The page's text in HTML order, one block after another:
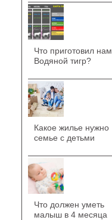
Что приготовил нам
Водяной тигр?
Какое жилье нужно
семье с детьми
Что должен уметь
малыш в 4 месяца